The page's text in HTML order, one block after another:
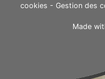
cookies - Gestion des
Made